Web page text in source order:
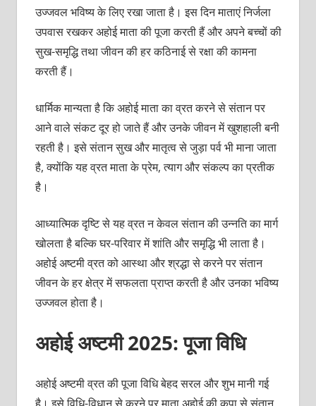
उज्जवल भविष्य के लिए रखा जाता है। इस दिन माताएं निर्जला
उपवास रखकर अहोई माता की पूजा करती हैं और अपने बच्चों की
सुख-समृद्धि तथा जीवन की हर कठिनाई से रक्षा की कामना
करती हैं।
धार्मिक मान्यता है कि अहोई माता का व्रत करने से संतान पर
आने वाले संकट दूर हो जाते हैं और उनके जीवन में खुशहाली बनी
रहती है। इसे संतान सुख और मातृत्व से जुड़ा पर्व भी माना जाता
है, क्योंकि यह व्रत माता के प्रेम, त्याग और संकल्प का प्रतीक
है।
आध्यात्मिक दृष्टि से यह व्रत न केवल संतान की उन्नति का मार्ग
खोलता है बल्कि घर-परिवार में शांति और समृद्धि भी लाता है।
अहोई अष्टमी व्रत को आस्था और श्रद्धा से करने पर संतान
जीवन के हर क्षेत्र में सफलता प्राप्त करती है और उनका भविष्य
उज्जवल होता है।
अहोई अष्टमी 2025: पूजा विधि
अहोई अष्टमी व्रत की पूजा विधि बेहद सरल और शुभ मानी गई